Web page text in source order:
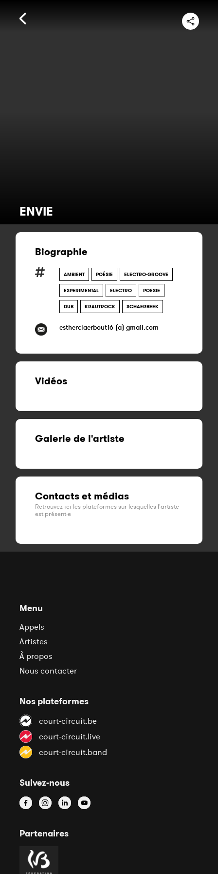
ENVIE
Biographie
AMBIENT POÉSIE ELECTRO-GROOVE
EXPERIMENTAL ELECTRO POESIE
DUB KRAUTROCK SCHAERBEEK
estherclaerbout16 (a) gmail.com
Vidéos
Galerie de l'artiste
Contacts et médias
Retrouvez ici les plateformes sur lesquelles l'artiste
est présent·e
Menu
Appels
Artistes
À propos
Nous contacter
Nos plateformes
court-circuit.be
court-circuit.live
court-circuit.band
Suivez-nous
Partenaires